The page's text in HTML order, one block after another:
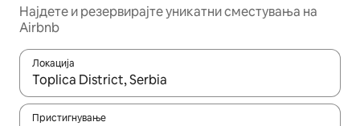
Најдете и резервирајте уникатни сместувања на
Airbnb
Локација
Кога резултатите се достапни, движете се со копчињата
Пристигнување